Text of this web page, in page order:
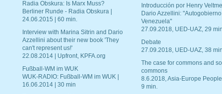
Radia Obskura: Is Marx Muss?
Berliner Runde - Radia Obskura |
24.06.2015 | 60 min.
Interview with Marina Sitrin and Dario
Azzellini about their new book 'They
can't represent us!'
22.08.2014 | Upfront, KPFA.org
Fußball-WM im WUK
WUK-RADIO: Fußball-WM im WUK |
16.06.2014 | 30 min
Introducción por Henry
Dario Azzellini:
Venezuela"
27.09.2018, UED-UAZ, 29
Debate
27.09.2018, UED-UAZ, 38
The case for commons and
commons
8.6.2018, Asia-Europe
9 min.